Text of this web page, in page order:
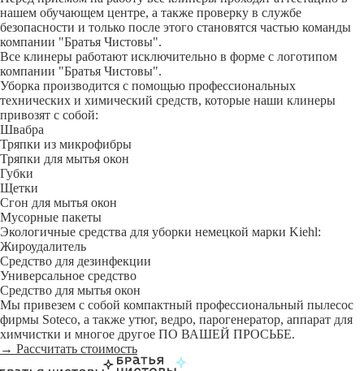
нашем обучающем центре, а также проверку в службе
безопасности и только после этого становятся частью команды
компании "Братья Чистовы".
Все клинеры работают исключительно в форме с логотипом
компании "Братья Чистовы".
Уборка производится с помощью профессиональных
технических и химический средств, которые наши клинеры
привозят с собой:
Швабра
Тряпки из микрофибры
Тряпки для мытья окон
Губки
Щетки
Сгон для мытья окон
Мусорные пакеты
Экологичные средства для уборки немецкой марки Kiehl:
Жироудалитель
Средство для дезинфекции
Универсальное средство
Средство для мытья окон
Мы привезем с собой компактный профессиональный пылесос
фирмы Soteco, а также утюг, ведро, парогенератор, аппарат для
химчистки и многое другое ПО ВАШЕЙ ПРОСЬБЕ.
→ Рассчитать стоимость